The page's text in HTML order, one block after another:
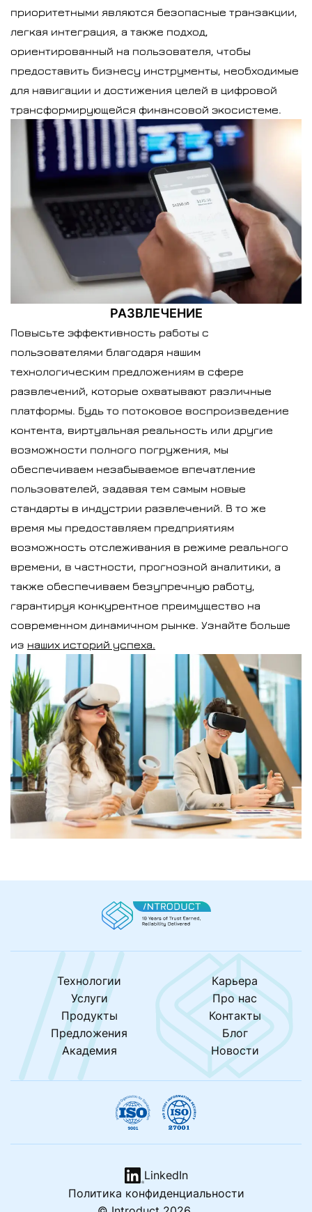
приоритетными являются безопасные транзакции,
легкая интеграция, а также подход,
ориентированный на пользователя, чтобы
предоставить бизнесу инструменты, необходимые
для навигации и достижения целей в цифровой
трансформирующейся финансовой экосистеме.
РАЗВЛЕЧЕНИЕ
Повысьте эффективность работы с
пользователями благодаря нашим
технологическим предложениям в сфере
развлечений, которые охватывают различные
платформы. Будь то потоковое воспроизведение
контента, виртуальная реальность или другие
возможности полного погружения, мы
обеспечиваем незабываемое впечатление
пользователей, задавая тем самым новые
стандарты в индустрии развлечений. В то же
время мы предоставляем предприятиям
возможность отслеживания в режиме реального
времени, в частности, прогнозной аналитики, а
также обеспечиваем безупречную работу,
гарантируя конкурентное преимущество на
современном динамичном рынке. Узнайте больше
из наших историй успеха.
Технологии
Услуги
Продукты
Предложения
Академия
Карьера
Про нас
Контакты
Блог
Новости
LinkedIn
Политика конфиденциальности